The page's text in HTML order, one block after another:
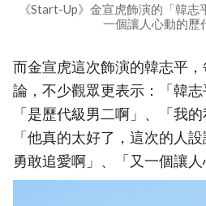
《Start-Up》金宣虎飾演的「韓志
一個讓人心動的歷
而金宣虎這次飾演的韓志平
論，不少觀眾更表示：「韓志
「是歷代級男二啊」、「我
「他真的太好了，這次的人
勇敢追愛啊」、「又一個讓人